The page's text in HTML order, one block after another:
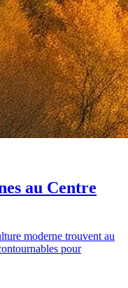
au Centre
moderne trouvent au
pour